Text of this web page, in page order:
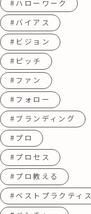
#ハローワーク
#バイアス
#ビジョン
#ピッチ
#ファン
#フォロー
#ブランディング
#プロ
#プロセス
#プロ教える
#ベストプラクティス